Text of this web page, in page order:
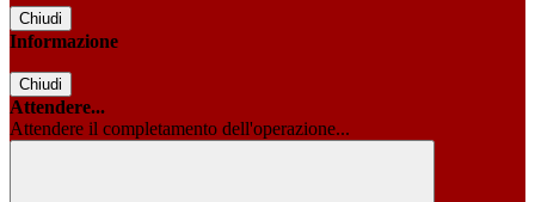
Chiudi
Informazione
Chiudi
Attendere...
Attendere il completamento dell'operazione...